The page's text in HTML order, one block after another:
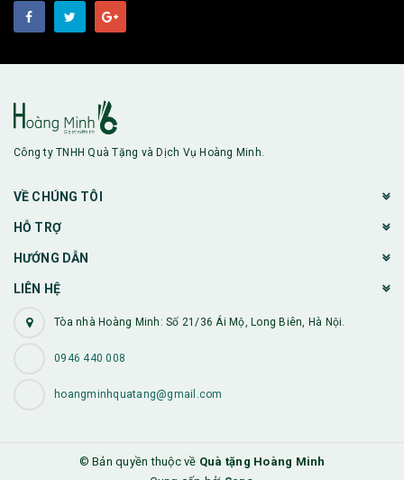
Công ty TNHH Quà Tặng và Dịch Vụ Hoàng Minh.
VỀ CHÚNG TÔI
HỖ TRỢ
HƯỚNG DẪN
LIÊN HỆ
Tòa nhà Hoàng Minh: Số 21/36 Ái Mộ, Long Biên, Hà Nội.
0946 440 008
hoangminhquatang@gmail.com
© Bản quyền thuộc về Quà tặng Hoàng Minh